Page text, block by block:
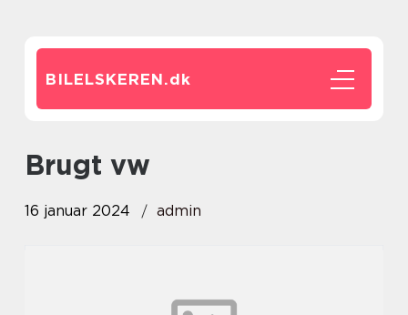
BILELSKEREN.dk
brugt vw
16 januar 2024 admin